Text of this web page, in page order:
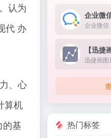
认为
代 办
、心
算机
的基
企业微
企业微信
迅捷画图
热门标签